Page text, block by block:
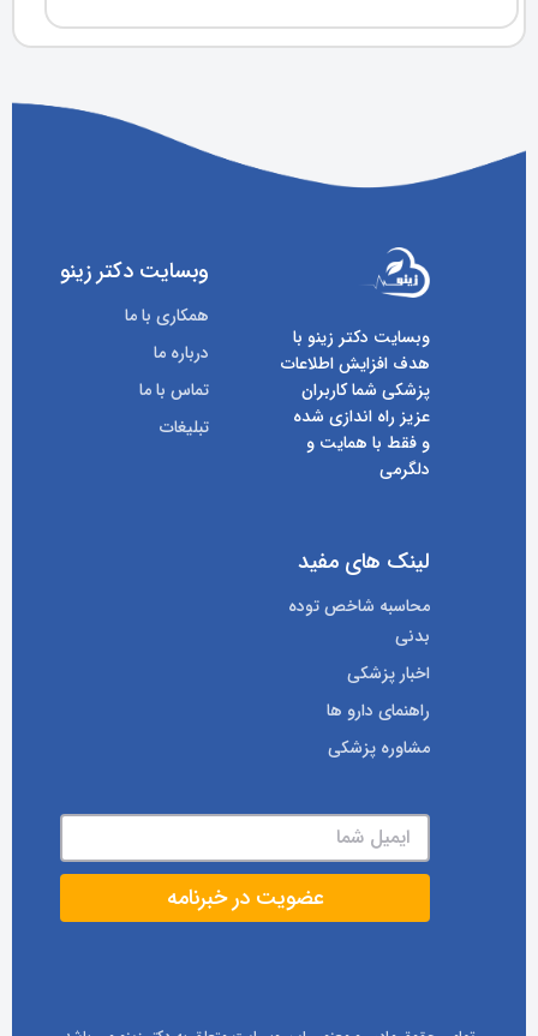
وبسایت دکتر زینو با
هدف افزایش اطلاعات
پزشکی شما کاربران
عزیز راه اندازی شده
و فقط با همایت و
دلگرمی
وبسایت دکتر زینو
همکاری با ما
درباره ما
تماس با ما
تبلیغات
لینک های مفید
محاسبه شاخص توده
بدنی
اخبار پزشکی
راهنمای دارو ها
مشاوره پزشکی